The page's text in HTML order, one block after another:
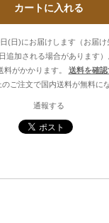
カートに入れる
(日)にお届けします（お届け
追加される場合があります）
がかかります。
送料を確認
ご注文で国内送料が無料にな
通報する